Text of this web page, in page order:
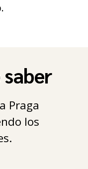
saber
Praga
los